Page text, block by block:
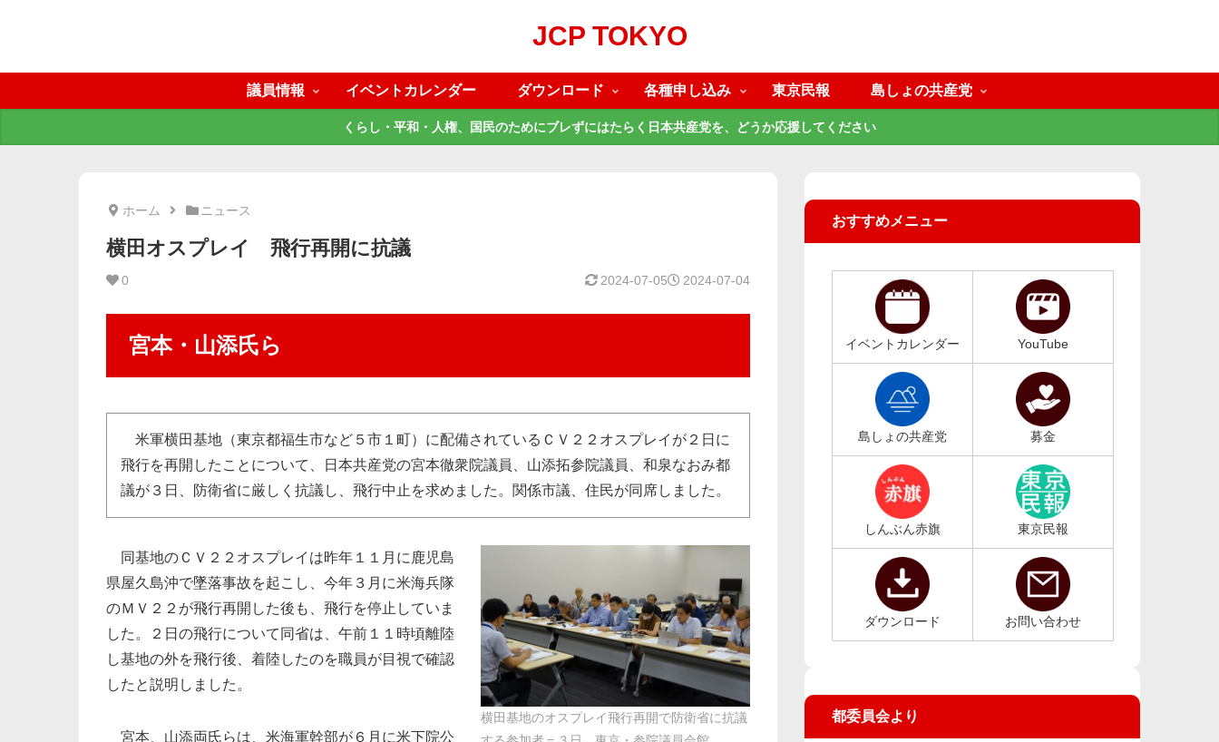
JCP TOKYO
議員情報 イベントカレンダー ダウンロード 各種申し込み 東京民報 島しょの共産党
くらし・平和・人権、国民のためにブレずにはたらく日本共産党を、どうか応援してください
ホーム ニュース
横田オスプレイ 飛行再開に抗議
0 2024-07-04
2024-07-05
宮本・山添氏ら
米軍横田基地（東京都福生市など５市１町）に配備されているＣＶ２２オスプレイが２日に
飛行を再開したことについて、日本共産党の宮本徹衆院議員、山添拓参院議員、和泉なおみ都
議が３日、防衛省に厳しく抗議し、飛行中止を求めました。関係市議、住民が同席しました。
横田基地のオスプレイ飛行再開で防衛省に抗議
同基地のＣＶ２２オスプレイは昨年１１月に鹿児島
県屋久島沖で墜落事故を起こし、今年３月に米海兵隊
のＭＶ２２が飛行再開した後も、飛行を停止していま
した。２日の飛行について同省は、午前１１時頃離陸
し基地の外を飛行後、着陸したのを職員が目視で確認
したと説明しました。
宮本、山添両氏らは、米海軍幹部が６月に米下院公
おすすめメニュー
イベントカレンダー YouTube
島しょの共産党 募金
しんぶん赤旗 東京民報
ダウンロード お問い合わせ
都委員会より